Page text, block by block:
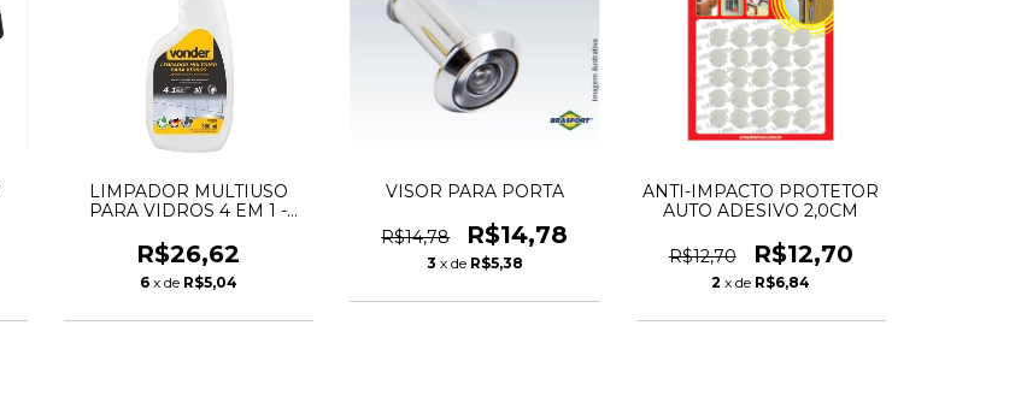
LIMPADOR MULTIUSO
PARA VIDROS 4 EM 1 -
R$26,62
6 x de R$5,04
VISOR PARA PORTA
R$14,78 R$14,78
3 x de R$5,38
ANTI-IMPACTO PROTETOR
AUTO ADESIVO 2,0CM
R$12,70 R$12,70
2 x de R$6,84